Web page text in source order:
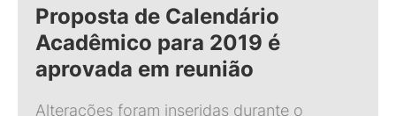
Proposta de Calendário
Acadêmico para 2019 é
aprovada em reunião
Alterações foram inseridas durante o